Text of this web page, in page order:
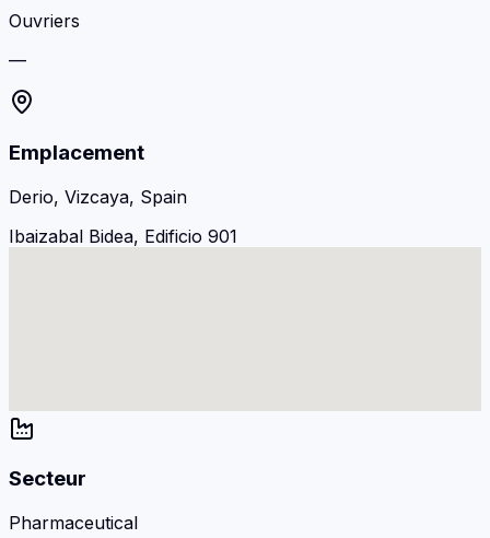
Ouvriers
—
Emplacement
Derio, Vizcaya, Spain
Ibaizabal Bidea, Edificio 901
Secteur
Pharmaceutical